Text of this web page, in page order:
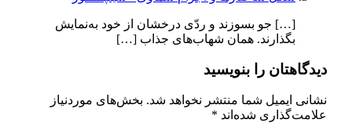
[…] جو بسوزند و ردّی درخشان از خود به‌نمایش
بگذارند. همان شهاب‌های جذاب […]
دیدگاهتان را بنویسید
نشانی ایمیل شما منتشر نخواهد شد. بخش‌های موردنیاز
علامت‌گذاری شده‌اند *